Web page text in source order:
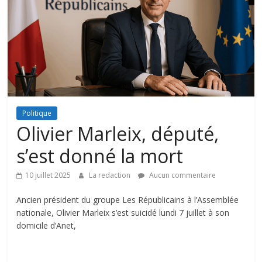
Politique
Olivier Marleix, député,
s’est donné la mort
10 juillet 2025 La redaction Aucun commentaire
Ancien président du groupe Les Républicains à l’Assemblée
nationale, Olivier Marleix s’est suicidé lundi 7 juillet à son
domicile d’Anet,